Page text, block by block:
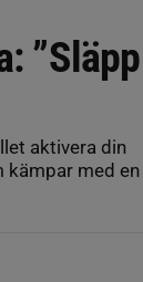
”Släpp
aktivera din
kämpar med en